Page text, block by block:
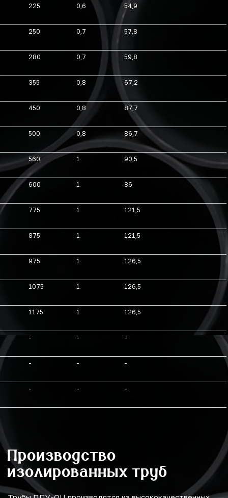
225 0,6 54,9
250 0,7 57,8
280 0,7 59,8
355 0,8 67,2
450 0,8 87,7
500 0,8 86,7
560 1 90,5
600 1 86
775 1 121,5
875 1 121,5
975 1 126,5
1075 1 126,5
1175 1 126,5
- - -
- - -
- - -
Производство
изолированных труб